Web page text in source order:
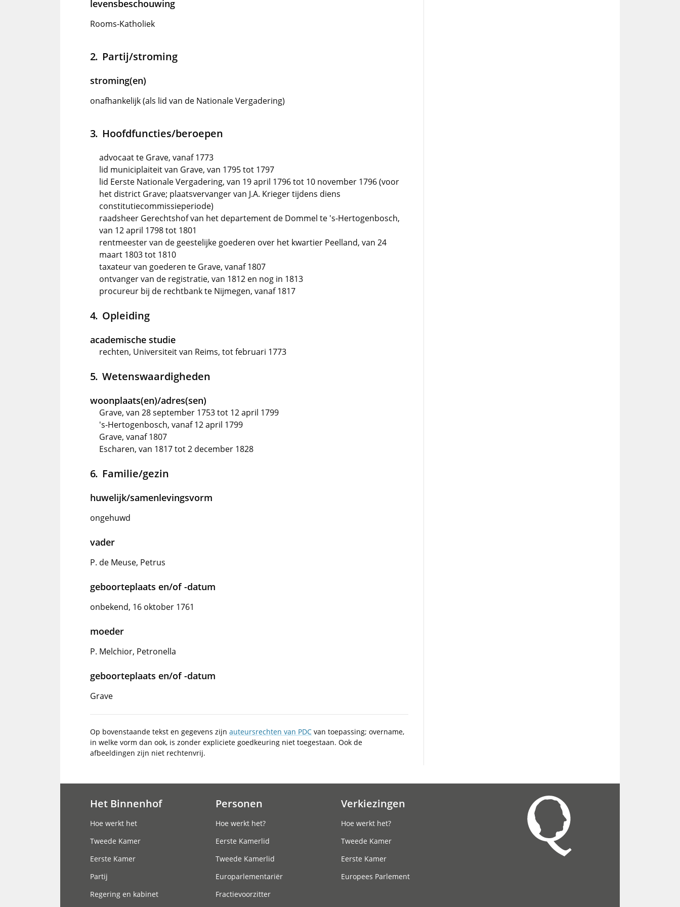
levensbeschouwing
Rooms-Katholiek
Partij/stroming
stroming(en)
onafhankelijk (als lid van de Nationale Vergadering)
Hoofdfuncties/beroepen
advocaat te Grave, vanaf 1773
lid municiplaiteit van Grave, van 1795 tot 1797
lid Eerste Nationale Vergadering, van 19 april 1796 tot 10 november 1796 (voor
het district Grave; plaatsvervanger van J.A. Krieger tijdens diens
constitutiecommissieperiode)
raadsheer Gerechtshof van het departement de Dommel te 's-Hertogenbosch,
van 12 april 1798 tot 1801
rentmeester van de geestelijke goederen over het kwartier Peelland, van 24
maart 1803 tot 1810
taxateur van goederen te Grave, vanaf 1807
ontvanger van de registratie, van 1812 en nog in 1813
procureur bij de rechtbank te Nijmegen, vanaf 1817
Opleiding
academische studie
rechten, Universiteit van Reims, tot februari 1773
Wetenswaardigheden
woonplaats(en)/adres(sen)
Grave, van 28 september 1753 tot 12 april 1799
's-Hertogenbosch, vanaf 12 april 1799
Grave, vanaf 1807
Escharen, van 1817 tot 2 december 1828
Familie/gezin
huwelijk/samenlevingsvorm
ongehuwd
vader
P. de Meuse, Petrus
geboorteplaats en/of -datum
onbekend, 16 oktober 1761
moeder
P. Melchior, Petronella
geboorteplaats en/of -datum
Grave
Op bovenstaande tekst en gegevens zijn auteursrechten van PDC van toepassing; overname,
in welke vorm dan ook, is zonder expliciete goedkeuring niet toegestaan. Ook de
afbeeldingen zijn niet rechtenvrij.
Het Binnenhof
Hoe werkt het
Tweede Kamer
Eerste Kamer
Partij
Regering en kabinet
Personen
Hoe werkt het?
Eerste Kamerlid
Tweede Kamerlid
Europarlementariër
Fractievoorzitter
Verkiezingen
Hoe werkt het?
Tweede Kamer
Eerste Kamer
Europees Parlement